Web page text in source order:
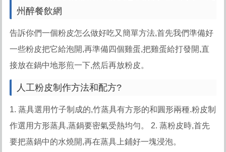
州醉餐飲網
告訴你們一個粉皮怎么做好吃又簡單方法,首先我們準備好
一些粉皮把它給泡開,再準備四個雞蛋,把雞蛋給打發開,直
接放在鍋中地形煎一下,然后再放粉皮。
人工粉皮制作方法和配方?
1. 蒸具選用竹子制成的,竹蒸具有方形的和圓形兩種.粉皮制
作選用方形蒸具,蒸鍋要密氣受熱均勻。 2. 蒸粉皮時,首先
要把蒸鍋中的水燒開,再在蒸具上鋪好一塊浸泡。